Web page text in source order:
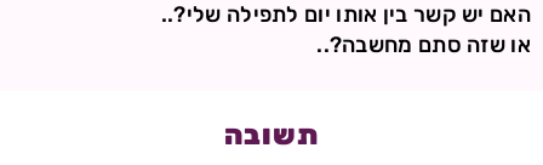
האם יש קשר בין אותו יום לתפילה שלי?..
או שזה סתם מחשבה?..
תשובה